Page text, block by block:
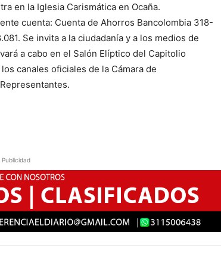
en la Iglesia Carismática en Ocaña.
cuenta: Cuenta de Ahorros Bancolombia 318-
Se invita a la ciudadanía y a los medios de
a cabo en el Salón Elíptico del Capitolio
canales oficiales de la Cámara de
Publicidad